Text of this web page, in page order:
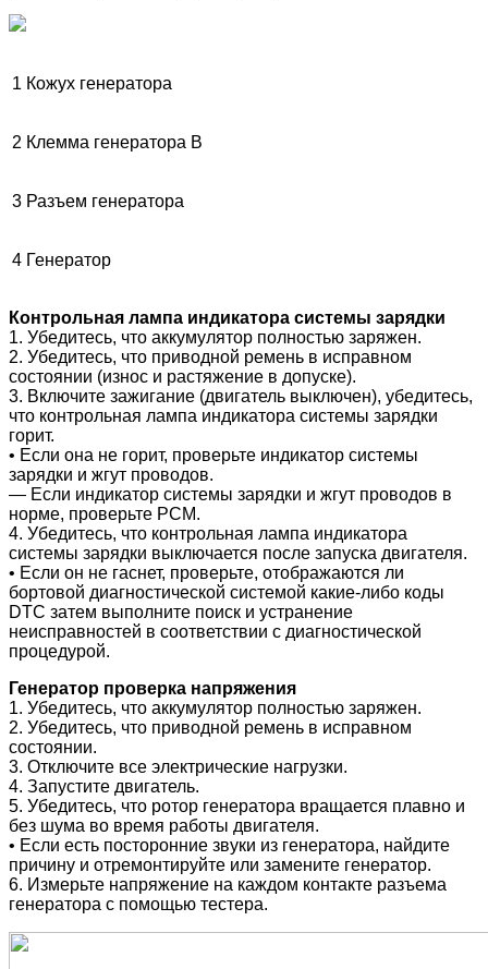
1 Кожух генератора
2 Клемма генератора В
3 Разъем генератора
4 Генератор
Контрольная лампа индикатора системы зарядки
1. Убедитесь, что аккумулятор полностью заряжен.
2. Убедитесь, что приводной ремень в исправном
состоянии (износ и растяжение в допуске).
3. Включите зажигание (двигатель выключен), убедитесь,
что контрольная лампа индикатора системы зарядки
горит.
• Если она не горит, проверьте индикатор системы
зарядки и жгут проводов.
― Если индикатор системы зарядки и жгут проводов в
норме, проверьте PCM.
4. Убедитесь, что контрольная лампа индикатора
системы зарядки выключается после запуска двигателя.
• Если он не гаснет, проверьте, отображаются ли
бортовой диагностической системой какие-либо коды
DTC затем выполните поиск и устранение
неисправностей в соответствии с диагностической
процедурой.
Генератор проверка напряжения
1. Убедитесь, что аккумулятор полностью заряжен.
2. Убедитесь, что приводной ремень в исправном
состоянии.
3. Отключите все электрические нагрузки.
4. Запустите двигатель.
5. Убедитесь, что ротор генератора вращается плавно и
без шума во время работы двигателя.
• Если есть посторонние звуки из генератора, найдите
причину и отремонтируйте или замените генератор.
6. Измерьте напряжение на каждом контакте разъема
генератора с помощью тестера.